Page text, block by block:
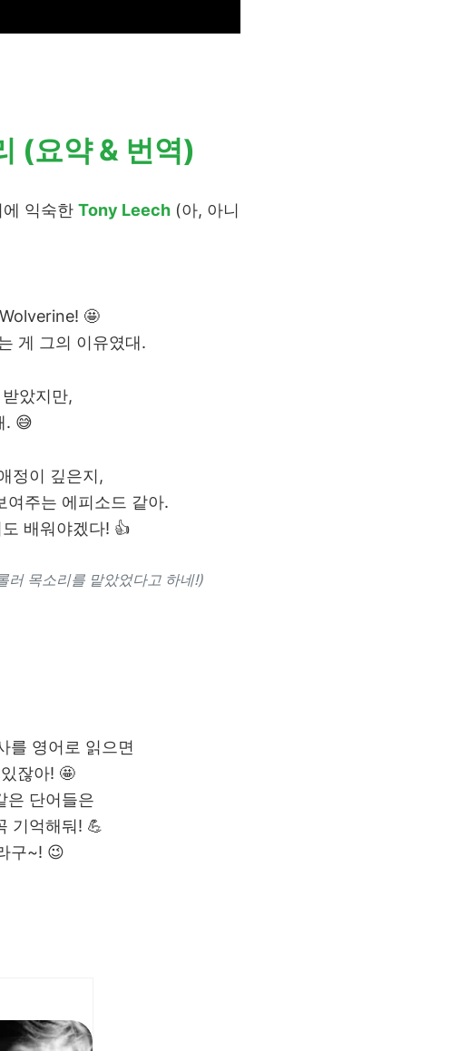
(요약 & 번역)
익숙한 Tony Leech (아, 아니
🤩
게 그의 이유였대.
았지만,
. 😅
정이 깊은지,
여주는 에피소드 같아.
배워야겠다! 👍
러 목소리를 맡았었다고 하네!)
를 영어로 읽으면
잖아! 🤩
은 단어들은
기억해둬! 💪
구~! 😉